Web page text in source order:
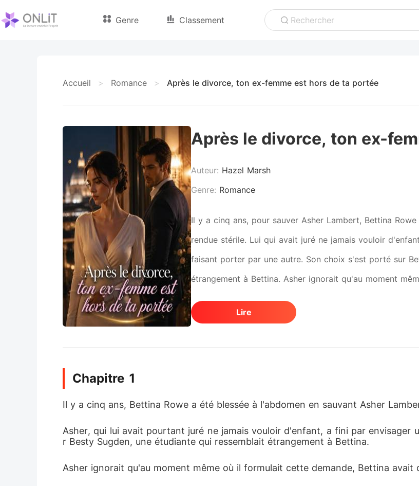
Genre Classement Rechercher
Accueil > Romance > Après le divorce, ton ex-femme est hors de ta portée
Après le divorce, ton ex-
Auteur: Hazel Marsh
Genre: Romance
Il y a cinq ans, pour sauver Asher Lambert, Bettina
rendue stérile. Lui qui avait juré ne jamais vouloir
faisant porter par une autre. Son choix s'est porté sur
étrangement à Bettina. Asher ignorait qu'au moment
pris la décision de le quitter.
Lire
Chapitre 1
Il y a cinq ans, Bettina Rowe a été blessée à l'abdomen en sauvant Asher
Asher, qui lui avait pourtant juré ne jamais vouloir d'enfant, a fini par envisager
r Besty Sugden, une étudiante qui ressemblait étrangement à Bettina.
Asher ignorait qu'au moment même où il formulait cette demande, Bettina avait